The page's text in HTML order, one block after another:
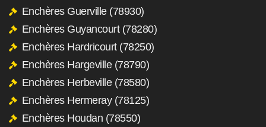
Enchères Guerville (78930)
Enchères Guyancourt (78280)
Enchères Hardricourt (78250)
Enchères Hargeville (78790)
Enchères Herbeville (78580)
Enchères Hermeray (78125)
Enchères Houdan (78550)